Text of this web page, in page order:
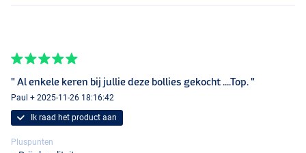
" Al enkele keren bij jullie deze bollies gekocht ....Top. "
Paul + 2025-11-26 18:16:42
Ik raad het product aan
Pluspunten